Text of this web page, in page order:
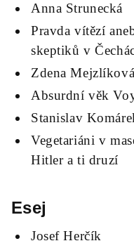
Anna Strunecká
Pravda vítězí
skeptiků v
Zdena Mejzlíková
Absurdní věk
Stanislav
Vegetariáni v
Hitler a ti druzí
Esej
Josef Herčík